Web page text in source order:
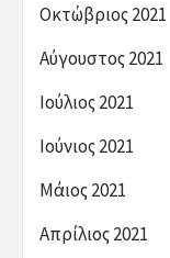
Οκτώβριος 2021
Αύγουστος 2021
Ιούλιος 2021
Ιούνιος 2021
Μάιος 2021
Απρίλιος 2021